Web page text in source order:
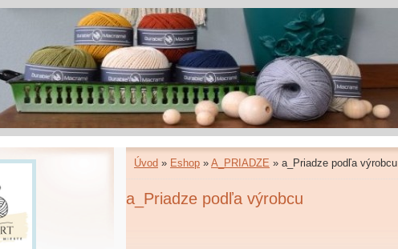
Úvod » Eshop » A_PRIADZE » a_Priadze podľa výrobcu
a_Priadze podľa výrobcu